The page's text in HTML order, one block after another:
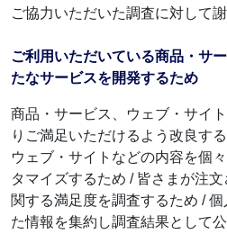
ご協力いただいた調査に対して
ご利用いただいている商品・サ
たなサービスを開発するため
商品・サービス、ウェブ・サイ
りご満足いただけるよう改良す
ウェブ・サイトなどの内容を個
タマイズするため / 皆さまが注
関する満足度を調査するため /
た情報を集約し調査結果として